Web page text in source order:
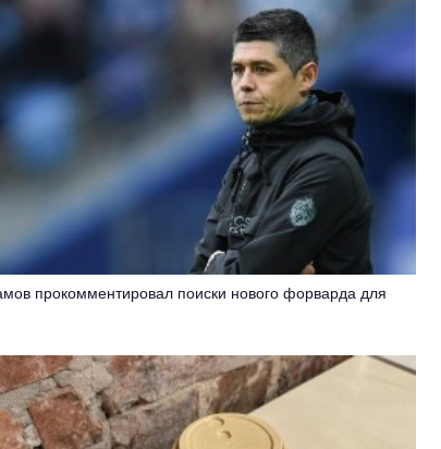
прокомментировал поиски нового форварда для